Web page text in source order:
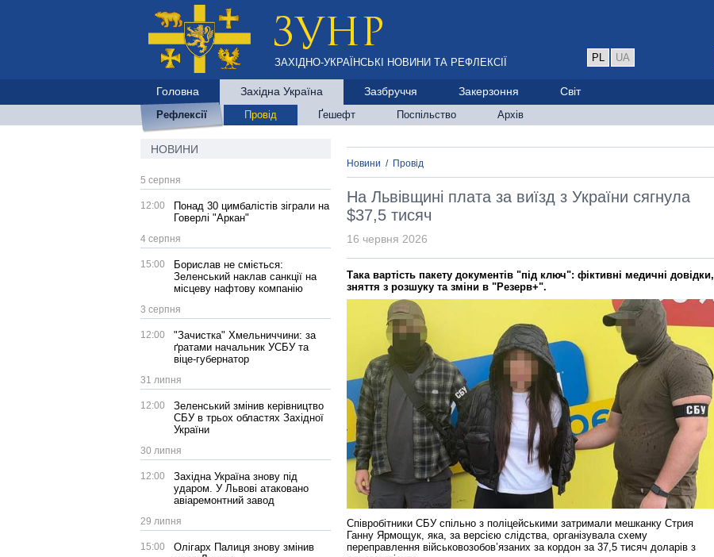
ЗАХІДНО-УКРАЇНСЬКІ НОВИНИ ТА РЕФЛЕКСІЇ PL UA
Головна Західна Україна Зазбруччя Закерзоння Світ
Рефлексії Провід Ґешефт Поспільство Архів
НОВИНИ
5 серпня
12:00
Понад 30 цимбалістів зіграли на
Говерлі "Аркан"
4 серпня
15:00
Борислав не сміється:
Зеленський наклав санкції на
місцеву нафтову компанію
3 серпня
12:00
"Зачистка" Хмельниччини: за
ґратами начальник УСБУ та
віце-губернатор
31 липня
12:00
Зеленський змінив керівництво
СБУ в трьох областях Західної
України
30 липня
12:00
Західна Україна знову під
ударом. У Львові атаковано
авіаремонтний завод
29 липня
15:00
Олігарх Палиця знову змінив
Новини / Провід
На Львівщині плата за виїзд з України сягнула
$37,5 тисяч
16 червня 2026
Така вартість пакету документів "під ключ": фіктивні медичні довідки,
зняття з розшуку та зміни в "Резерв+".
Співробітники СБУ спільно з поліцейськими затримали мешканку Стрия
Ганну Ярмощук, яка, за версією слідства, організувала схему
переправлення військовозобов’язаних за кордон за 37,5 тисяч доларів з